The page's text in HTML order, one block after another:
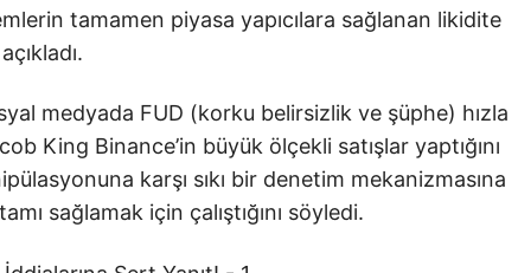
tamamen piyasa yapıcılara sağlanan likidite
medyada FUD (korku belirsizlik ve şüphe) hızla
King Binance’in büyük ölçekli satışlar yaptığını
karşı sıkı bir denetim mekanizmasına
sağlamak için çalıştığını söyledi.